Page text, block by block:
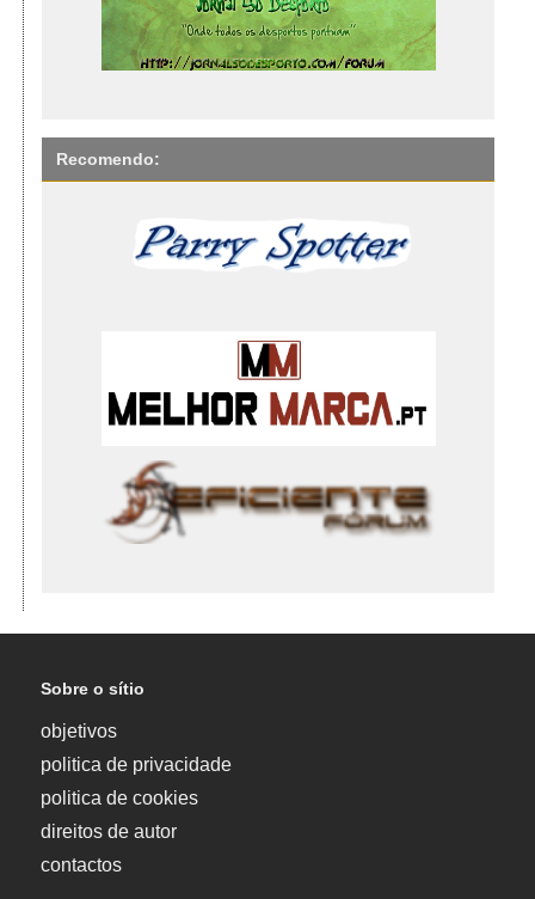
Recomendo:
Sobre o sítio
objetivos
politica de privacidade
politica de cookies
direitos de autor
contactos